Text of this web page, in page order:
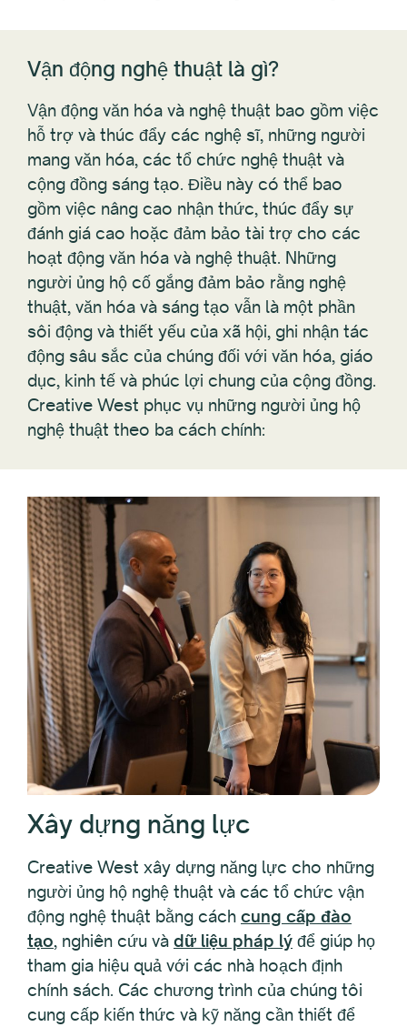
Vận động nghệ thuật là gì?
Vận động văn hóa và nghệ thuật bao gồm việc
hỗ trợ và thúc đẩy các nghệ sĩ, những người
mang văn hóa, các tổ chức nghệ thuật và
cộng đồng sáng tạo. Điều này có thể bao
gồm việc nâng cao nhận thức, thúc đẩy sự
đánh giá cao hoặc đảm bảo tài trợ cho các
hoạt động văn hóa và nghệ thuật. Những
người ủng hộ cố gắng đảm bảo rằng nghệ
thuật, văn hóa và sáng tạo vẫn là một phần
sôi động và thiết yếu của xã hội, ghi nhận tác
động sâu sắc của chúng đối với văn hóa, giáo
dục, kinh tế và phúc lợi chung của cộng đồng.
Creative West phục vụ những người ủng hộ
nghệ thuật theo ba cách chính:
Xây dựng năng lực
Creative West xây dựng năng lực cho những
người ủng hộ nghệ thuật và các tổ chức vận
động nghệ thuật bằng cách cung cấp đào
tạo, nghiên cứu và dữ liệu pháp lý để giúp họ
tham gia hiệu quả với các nhà hoạch định
chính sách. Các chương trình của chúng tôi
cung cấp kiến thức và kỹ năng cần thiết để